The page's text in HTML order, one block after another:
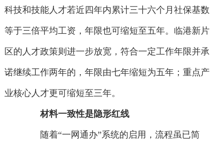
科技和技能人才若近四年内累计三十六个月社保基数
等于三倍平均工资，年限也可缩短至五年。临港新片
区的人才政策则进一步放宽，符合一定工作年限并承
诺继续工作两年的，年限由七年缩短为五年；重点产
业核心人才更可缩短至三年。
材料一致性是隐形红线
随着“一网通办”系统的启用，流程虽已简